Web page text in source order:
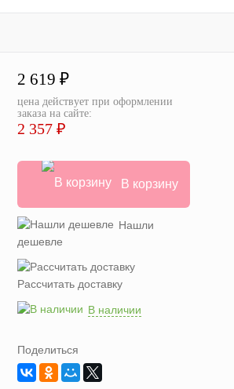
2 619 ₽
цена действует при оформлении
заказа на сайте:
2 357 ₽
В корзину
Нашли
дешевле
Рассчитать доставку
В наличии
Поделиться